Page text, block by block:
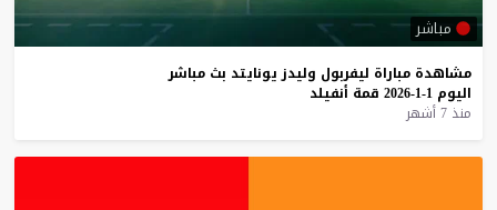
مباشر
مشاهدة مباراة ليفربول وليدز يونايتد بث مباشر
اليوم 1-1-2026 قمة أنفيلد
منذ 7 أشهر